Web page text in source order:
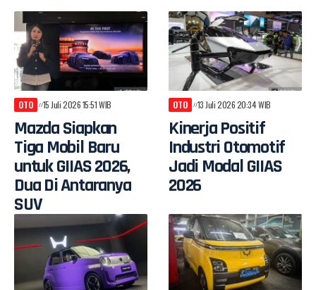
OTO 15 Juli 2026 15:51 WIB
Mazda Siapkan
Tiga Mobil Baru
untuk GIIAS 2026,
Dua Di Antaranya
SUV
OTO 13 Juli 2026 20:34 WIB
Kinerja Positif
Industri Otomotif
Jadi Modal GIIAS
2026